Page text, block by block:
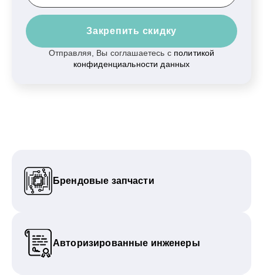
Закрепить скидку
Отправляя, Вы соглашаетесь с политикой
конфиденциальности данных
Брендовые запчасти
Авторизированные инженеры